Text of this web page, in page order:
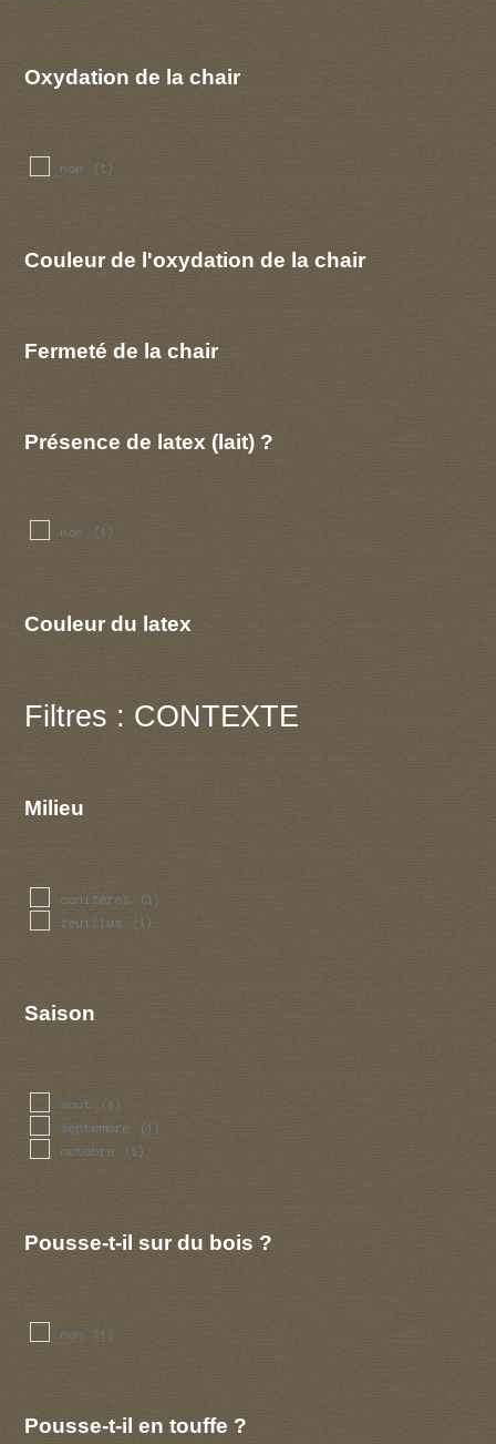
Oxydation de la chair
non (1)
Couleur de l'oxydation de la chair
Fermeté de la chair
Présence de latex (lait) ?
non (1)
Couleur du latex
Filtres : CONTEXTE
Milieu
coniferes (1)
feuillus (1)
Saison
aout (1)
septembre (1)
octobre (1)
Pousse-t-il sur du bois ?
non (1)
Pousse-t-il en touffe ?